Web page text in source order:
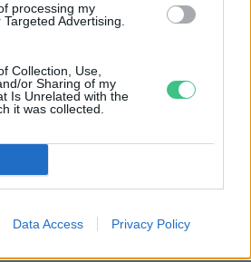
processing my
Advertising.
Collection, Use,
or Sharing of my
Is Unrelated with the
it was collected.
Data Access Privacy Policy
nem tudsz a GMO-ról!
a szabályozás – az aszály
a génmódosított